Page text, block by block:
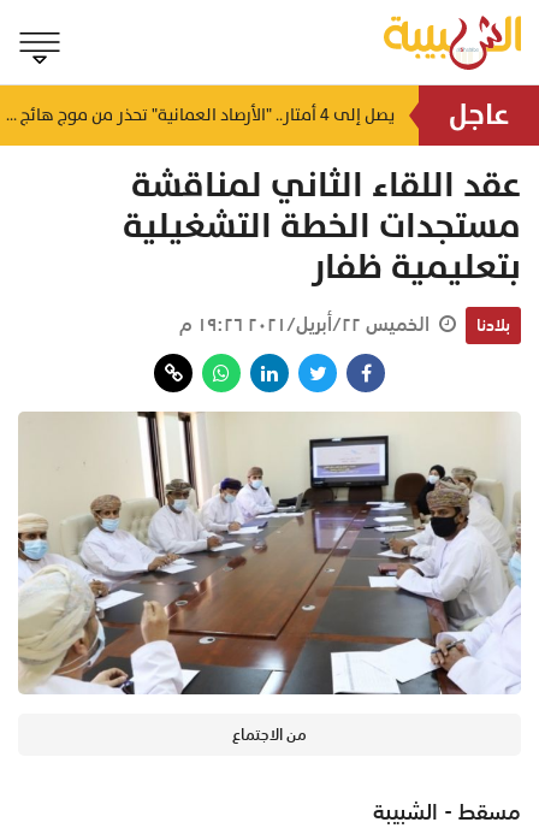
عاجل منذ ساعتين يصل إلى 4 أمتار.. "الأرصاد العمانية" تحذر من موج هائج على سواحل بحر العرب
عقد اللقاء الثاني لمناقشة
مستجدات الخطة التشغيلية
بتعليمية ظفار
بلادنا الخميس ٢٢/أبريل/٢٠٢١ ١٩:٢٦ م
من الاجتماع
مسقط - الشبيبة